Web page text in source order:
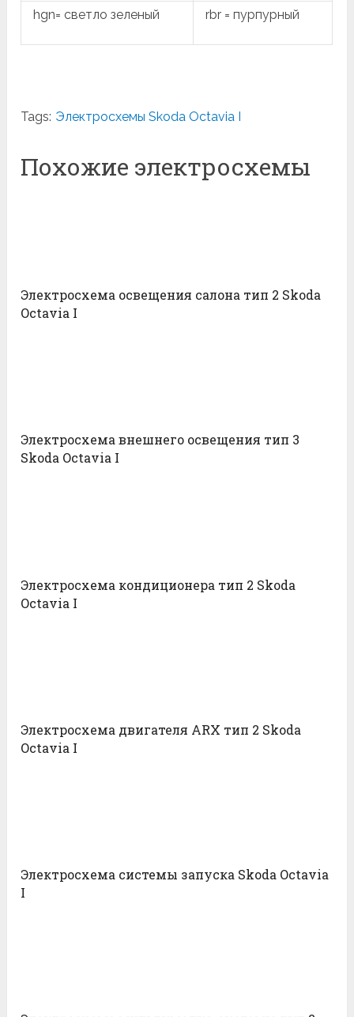
hgn= светло зеленый rbr = пурпурный
Tags: Электросхемы Skoda Octavia I
Похожие электросхемы
Электросхема освещения салона тип 2 Skoda
Octavia I
Электросхема внешнего освещения тип 3
Skoda Octavia I
Электросхема кондиционера тип 2 Skoda
Octavia I
Электросхема двигателя ARX тип 2 Skoda
Octavia I
Электросхема системы запуска Skoda Octavia
I